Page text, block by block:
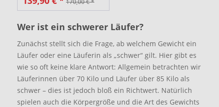
Wer ist ein schwerer Läufer?
Zunächst stellt sich die Frage, ab welchem Gewicht ein
Läufer oder eine Läuferin als „schwer“ gilt. Hier gibt es
wie so oft keine klare Antwort: Allgemein betrachten wir
Läuferinnen über 70 Kilo und Läufer über 85 Kilo als
schwer – dies ist jedoch bloß ein Richtwert. Natürlich
spielen auch die Körpergröße und die Art des Gewichts